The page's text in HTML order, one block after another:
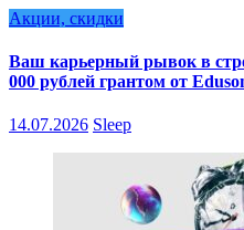
Акции, скидки
Ваш карьерный рывок в
000 рублей грантом от
14.07.2026 Sleep